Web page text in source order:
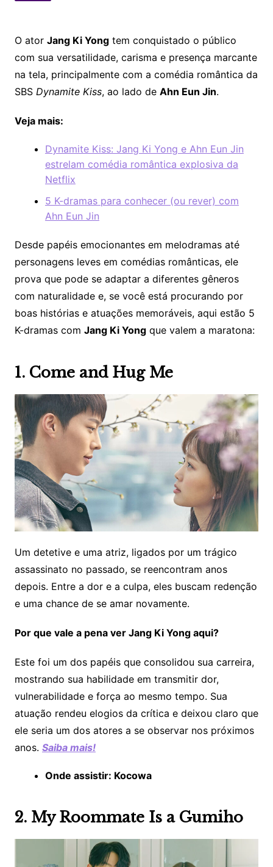
O ator Jang Ki Yongtem conquistado o público
com sua versatilidade, carisma e presença marcante
na tela, principalmente com a comédia romântica da
SBS Dynamite Kiss, ao lado de Ahn Eun Jin.
Veja mais:
Dynamite Kiss: Jang Ki Yong e Ahn Eun Jin
estrelam comédia romântica explosiva da
Netflix
5 K-dramas para conhecer (ou rever) com
Ahn Eun Jin
Desde papéis emocionantes em melodramas até
personagens leves em comédias românticas, ele
prova que pode se adaptar a diferentes gêneros
com naturalidade e, se você está procurando por
boas histórias e atuações memoráveis, aqui estão 5
K-dramas com Jang Ki Yongque valem a maratona:
1. Come and Hug Me
Um detetive e uma atriz, ligados por um trágico
assassinato no passado, se reencontram anos
depois. Entre a dor e a culpa, eles buscam redenção
e uma chance de se amar novamente.
Por que vale a pena ver Jang Ki Yong aqui?
Este foi um dos papéis que consolidou sua carreira,
mostrando sua habilidade em transmitir dor,
vulnerabilidade e força ao mesmo tempo. Sua
atuação rendeu elogios da crítica e deixou claro que
ele seria um dos atores a se observar nos próximos
anos. Saiba mais!
Onde assistir: Kocowa
2. My Roommate Is a Gumiho